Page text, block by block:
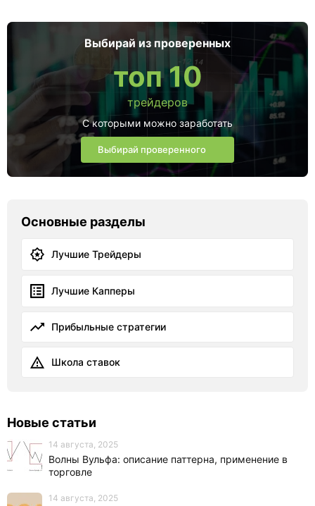
Выбирай из проверенных
топ 10
трейдеров
С которыми можно заработать
Выбирай проверенного
Основные разделы
Лучшие Трейдеры
Лучшие Капперы
Прибыльные стратегии
Школа ставок
Новые статьи
14 августа, 2025
Волны Вульфа: описание паттерна, применение в
торговле
14 августа, 2025